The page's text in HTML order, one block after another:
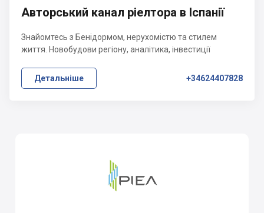
Авторський канал ріелтора в Іспанії
Знайомтесь з Бенідормом, нерухомістю та стилем
життя. Новобудови регіону, аналітика, інвестиції
Детальніше +34624407828